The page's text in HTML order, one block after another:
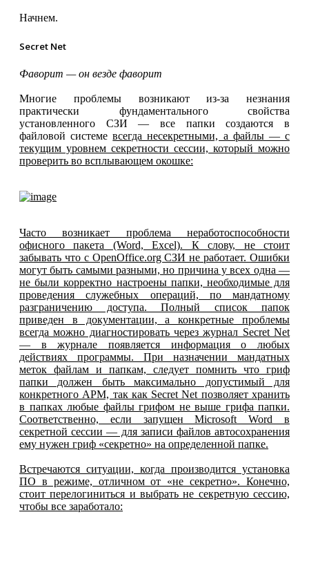
Начнем.
Secret Net
Фаворит — он везде фаворит
Многие проблемы возникают из-за незнания
практически фундаментального свойства
установленного СЗИ — все папки создаются в
файловой системевсегда несекретными, а файлы — с
текущим уровнем секретности сессии, который можно
проверить во всплывающем окошке:
Часто возникает проблема неработоспособности
офисного пакета (Word, Excel). К слову, не стоит
забывать что с OpenOffice.org СЗИ не работает. Ошибки
могут быть самыми разными, но причина у всех одна —
не были корректно настроены папки, необходимые для
проведения служебных операций, по мандатному
разграничению доступа. Полный список папок
приведен в документации, а конкретные проблемы
всегда можно диагностировать через журнал Secret Net
— в журнале появляется информация о любых
действиях программы. При назначении мандатных
меток файлам и папкам, следует помнить что гриф
папки должен быть максимально допустимый для
конкретного АРМ, так как Secret Net позволяет хранить
в папках любые файлы грифом не выше грифа папки.
Соответственно, если запущен Microsoft Word в
секретной сессии — для записи файлов автосохранения
ему нужен гриф «секретно» на определенной папке.
Встречаются ситуации, когда производится установка
ПО в режиме, отличном от «не секретно». Конечно,
стоит перелогиниться и выбрать не секретную сессию,
чтобы все заработало: